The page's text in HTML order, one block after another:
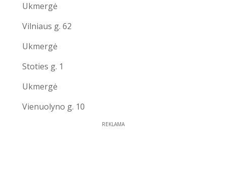
Ukmergė
Vilniaus g. 62
Ukmergė
Stoties g. 1
Ukmergė
Vienuolyno g. 10
REKLAMA